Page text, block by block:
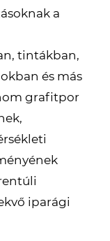
a
tintákban,
és más
grafitpor
iparági